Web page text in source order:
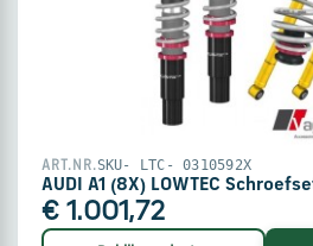
een
e-
mail
ART.NR.SKU- LTC- 0310592X
AUDI A1 (8X) LOWTEC
€ 1.001,72